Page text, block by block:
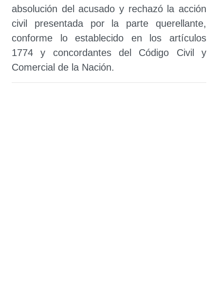
absolución del acusado y rechazó la acción
civil presentada por la parte querellante,
conforme lo establecido en los artículos
1774 y concordantes del Código Civil y
Comercial de la Nación.